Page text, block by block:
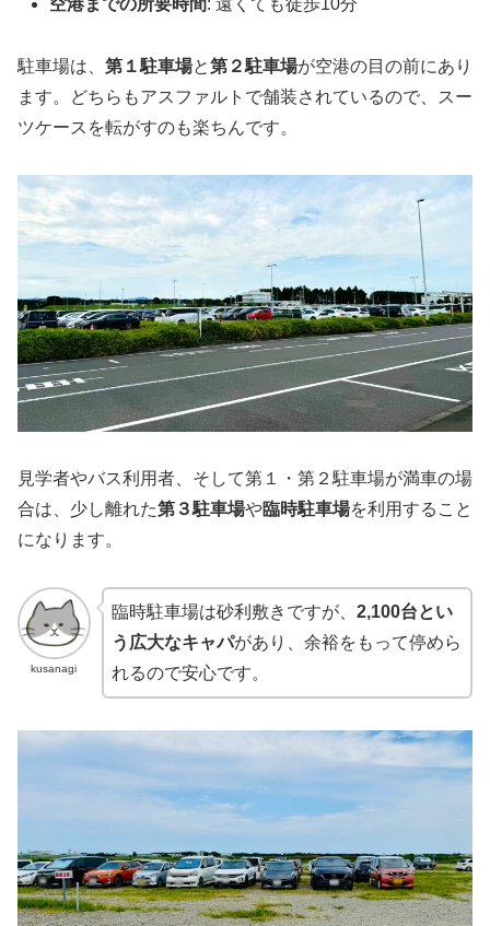
空港までの所要時間: 遠くても徒歩10分
駐車場は、 第１駐車場と第２駐車場が空港の目の前にあり
ます。どちらもアスファルトで舗装されているので、スー
ツケースを転がすのも楽ちんです。
見学者やバス利用者、そして第１・第２駐車場が満車の場
合は、少し離れた第３駐車場や臨時駐車場を利用すること
になります。
kusanagi
臨時駐車場は砂利敷きですが、 2,100台とい
う広大なキャパがあり、余裕をもって停めら
れるので安心です。